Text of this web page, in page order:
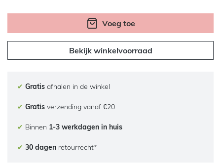
Voeg toe
Bekijk winkelvoorraad
✔ Gratis afhalen in de winkel
✔ Gratis verzending vanaf €20
✔ Binnen 1-3 werkdagen in huis
✔ 30 dagen retourrecht*